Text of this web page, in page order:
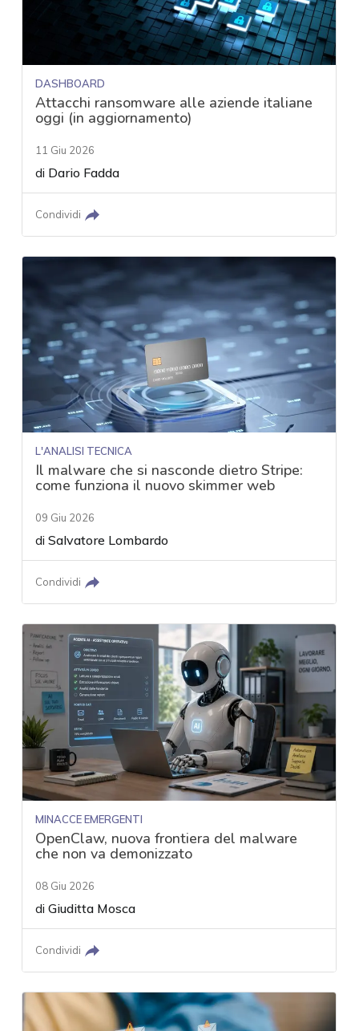
DASHBOARD
Attacchi ransomware alle aziende italiane
oggi (in aggiornamento)
11 Giu 2026
di Dario Fadda
Condividi
L'ANALISI TECNICA
Il malware che si nasconde dietro Stripe:
come funziona il nuovo skimmer web
09 Giu 2026
diSalvatore Lombardo
Condividi
MINACCE EMERGENTI
OpenClaw, nuova frontiera del malware
che non va demonizzato
08 Giu 2026
diGiuditta Mosca
Condividi